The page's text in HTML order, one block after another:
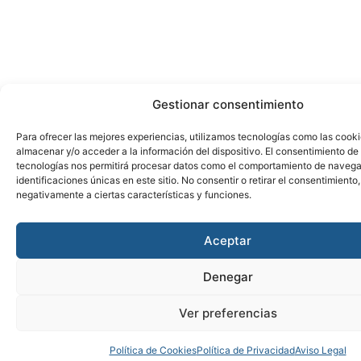
Gestionar consentimiento
Para ofrecer las mejores experiencias, utilizamos tecnologías como las
almacenar y/o acceder a la información del dispositivo. El consentimiento de
tecnologías nos permitirá procesar datos como el comportamiento de
identificaciones únicas en este sitio. No consentir o retirar el
negativamente a ciertas características y funciones.
Aceptar
Denegar
Ver preferencias
Política de CookiesPolítica de PrivacidadAviso Legal